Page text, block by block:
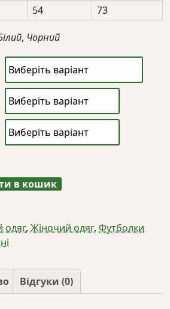
54 73
, Чорний
в кошик
одяг, Жіночий одяг, Футболки
Відгуки (0)